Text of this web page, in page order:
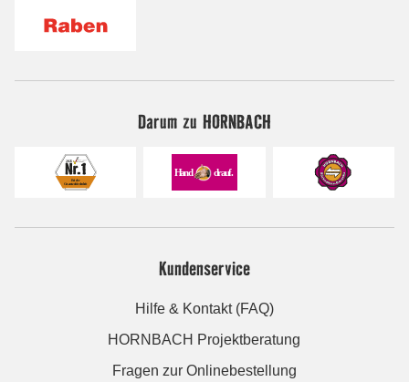
Darum zu HORNBACH
Kundenservice
Hilfe & Kontakt (FAQ)
HORNBACH Projektberatung
Fragen zur Onlinebestellung